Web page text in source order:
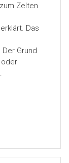
Zelten
Das
Grund
oder